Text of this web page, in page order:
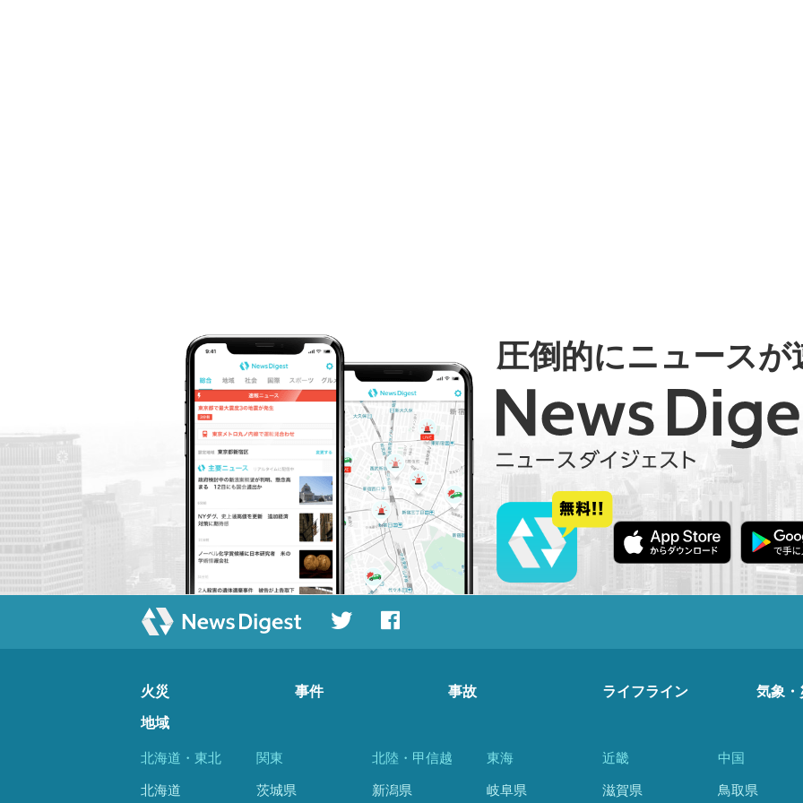
圧倒的にニュースが
火災 事件 事故 ライフライン 気象・
地域
北海道・東北
北海道
関東
茨城県
北陸・甲信越
新潟県
東海
岐阜県
近畿
滋賀県
中国
鳥取県